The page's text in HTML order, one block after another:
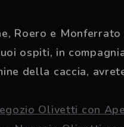
Roero e
ospiti, in
della caccia,